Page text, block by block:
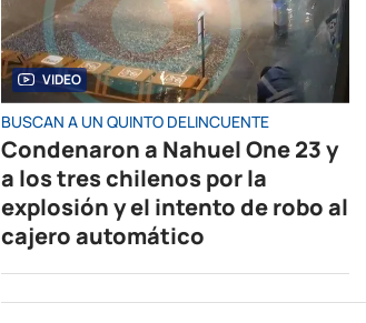
VIDEO
BUSCAN A UN QUINTO DELINCUENTE
Condenaron a Nahuel One 23 y
a los tres chilenos por la
explosión y el intento de robo al
cajero automático